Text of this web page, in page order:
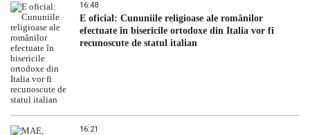
16:48
E oficial: Cununiile religioase ale românilor
efectuate în bisericile ortodoxe din Italia vor fi
recunoscute de statul italian
16:21